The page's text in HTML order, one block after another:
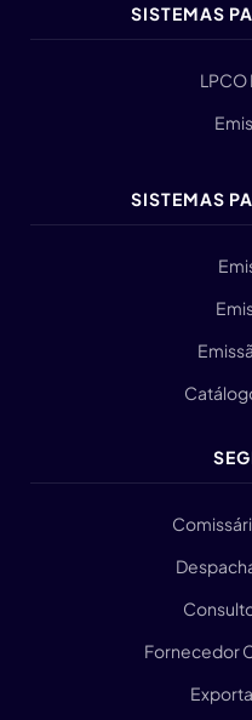
SISTEMAS
SISTEMAS
Fornecedor